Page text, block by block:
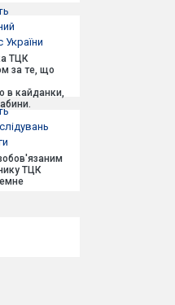
України
ТЦК
за те, що
в кайданки,
ТЦК